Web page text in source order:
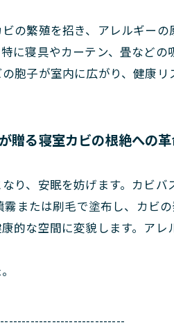
の繁殖を招き、アレルギー
に寝具やカーテン、畳など
胞子が室内に広がり、健康
贈る寝室カビの根絶への
り、安眠を妨げます。カビ
または刷毛で塗布し、カビ
的な空間に変貌します。ア